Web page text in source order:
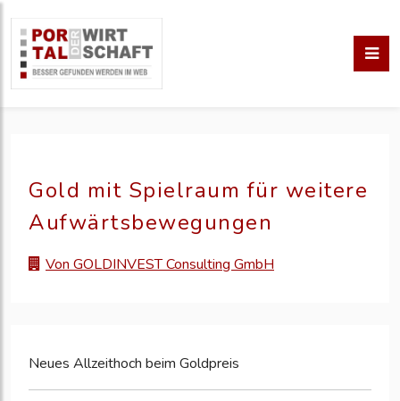
Gold mit Spielraum für weitere
Aufwärtsbewegungen
Von GOLDINVEST Consulting GmbH
Neues Allzeithoch beim Goldpreis